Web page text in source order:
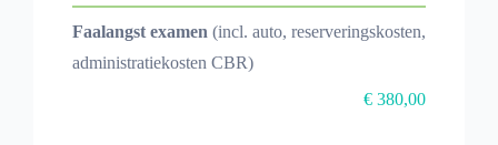
Faalangst examen (incl. auto, reserveringskosten,
administratiekosten CBR)
€ 380,00